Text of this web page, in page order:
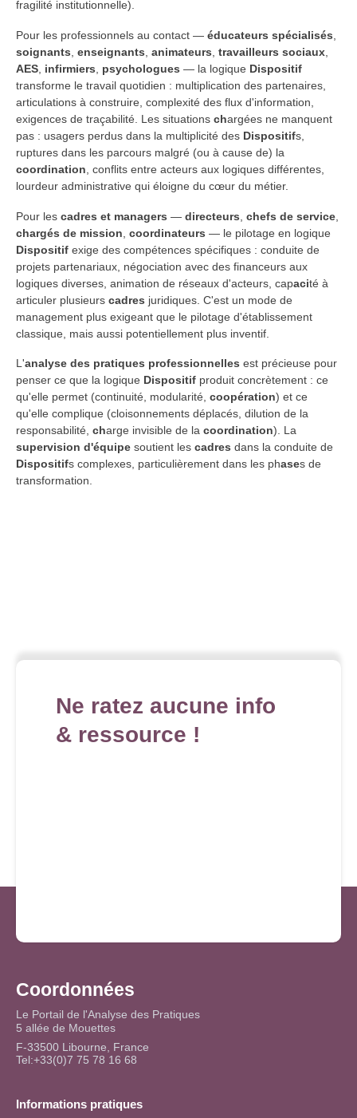
fragilité institutionnelle).
Pour les professionnels au contact — éducateurs spécialisés
soignants enseignants animateurs travailleurs sociaux
AES infirmiers psychologues — la logique Dispositif
transforme le travail quotidien : multiplication des partenaires,
articulations à construire, complexité des flux d'information,
exigences de traçabilité. Les situations chargées ne manquent
pas : usagers perdus dans la multiplicité des Dispositifs,
ruptures dans les parcours malgré (ou à cause de) la
coordination , conflits entre acteurs aux logiques différentes,
lourdeur administrative qui éloigne du cœur du métier.
Pour les cadres et managers — directeurs chefs de service
chargés de mission coordinateurs — le pilotage en logique
Dispositif exige des compétences spécifiques : conduite de
projets partenariaux, négociation avec des financeurs aux
logiques diverses, animation de réseaux d'acteurs, capacité à
articuler plusieurs cadres juridiques. C'est un mode de
management plus exigeant que le pilotage d'établissement
classique, mais aussi potentiellement plus inventif.
L'analyse des pratiques professionnelles est précieuse pour
penser ce que la logique Dispositif produit concrètement : ce
qu'elle permet (continuité, modularité, coopération) et ce
qu'elle complique (cloisonnements déplacés, dilution de la
responsabilité, charge invisible de la coordination). La
supervision d'équipe soutient les cadres dans la conduite de
Dispositifs complexes, particulièrement dans les phases de
transformation.
Ne ratez aucune info
& ressource !
Coordonnées
Le Portail de l'Analyse des Pratiques
5 allée de Mouettes
F-33500 Libourne, France
Tel:+33(0)7 75 78 16 68
Informations pratiques